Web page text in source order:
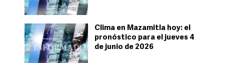
Clima en Mazamitla hoy: el
pronóstico para el jueves 4
de junio de 2026